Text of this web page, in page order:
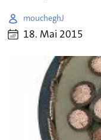
moucheghJ
18. Mai 2015